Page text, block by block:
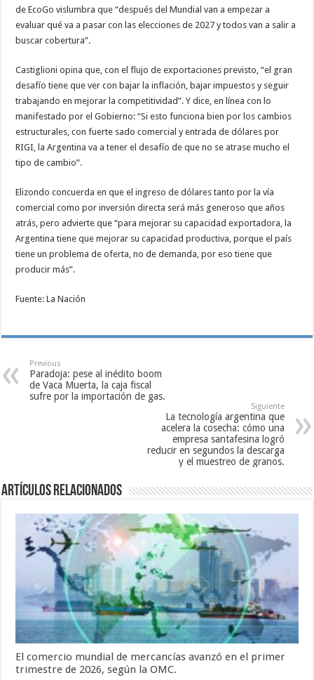
de EcoGo vislumbra que “después del Mundial van a empezar a
evaluar qué va a pasar con las elecciones de 2027 y todos van a salir a
buscar cobertura”.
Castiglioni opina que, con el flujo de exportaciones previsto, “el gran
desafío tiene que ver con bajar la inflación, bajar impuestos y seguir
trabajando en mejorar la competitividad”. Y dice, en línea con lo
manifestado por el Gobierno: “Si esto funciona bien por los cambios
estructurales, con fuerte sado comercial y entrada de dólares por
RIGI, la Argentina va a tener el desafío de que no se atrase mucho el
tipo de cambio”.
Elizondo concuerda en que el ingreso de dólares tanto por la vía
comercial como por inversión directa será más generoso que años
atrás, pero advierte que “para mejorar su capacidad exportadora, la
Argentina tiene que mejorar su capacidad productiva, porque el país
tiene un problema de oferta, no de demanda, por eso tiene que
producir más”.
Fuente: La Nación
Previous
Paradoja: pese al inédito boom
de Vaca Muerta, la caja fiscal
sufre por la importación de gas.
Siguiente
La tecnología argentina que
acelera la cosecha: cómo una
empresa santafesina logró
reducir en segundos la descarga
y el muestreo de granos.
Artículos relacionados
El comercio mundial de mercancías avanzó en el primer
trimestre de 2026, según la OMC.